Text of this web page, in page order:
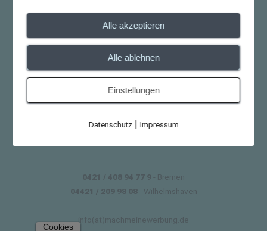
0421 / 408 94 77 9 - Bremen
04421 / 209 98 08 - Wilhelmshaven
info(at)machmeinewerbung.de
Cookies
Alle akzeptieren
Alle ablehnen
Einstellungen
Datenschutz| Impressum